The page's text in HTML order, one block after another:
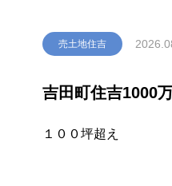
売土地住吉
吉田町住吉1000
１００坪超え